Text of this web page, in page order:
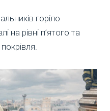
горіло
на рівні п’ятого та